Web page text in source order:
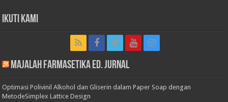
Ikuti Kami
Majalah Farmasetika Ed. Jurnal
Optimasi Polivinil Alkohol dan Gliserin dalam Paper Soap dengan
MetodeSimplex Lattice Design